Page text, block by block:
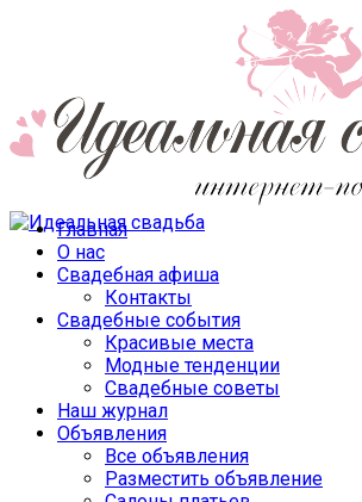
Главная
О нас
Свадебная афиша
Контакты
Свадебные события
Красивые места
Модные тенденции
Свадебные советы
Наш журнал
Объявления
Все объявления
Разместить объявление